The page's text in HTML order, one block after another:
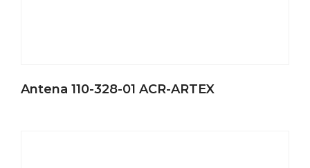
Antena 110-328-01 ACR-ARTEX